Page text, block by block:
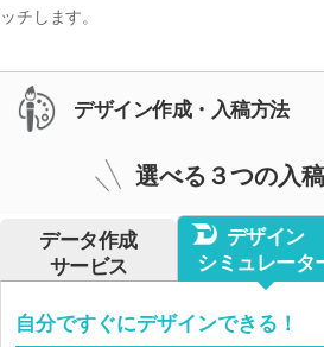
ッチします。
デザイン作成・入稿方法
選べる３つの入
データ作成
サービス
デザイン
シミュレータ
自分ですぐにデザインできる！